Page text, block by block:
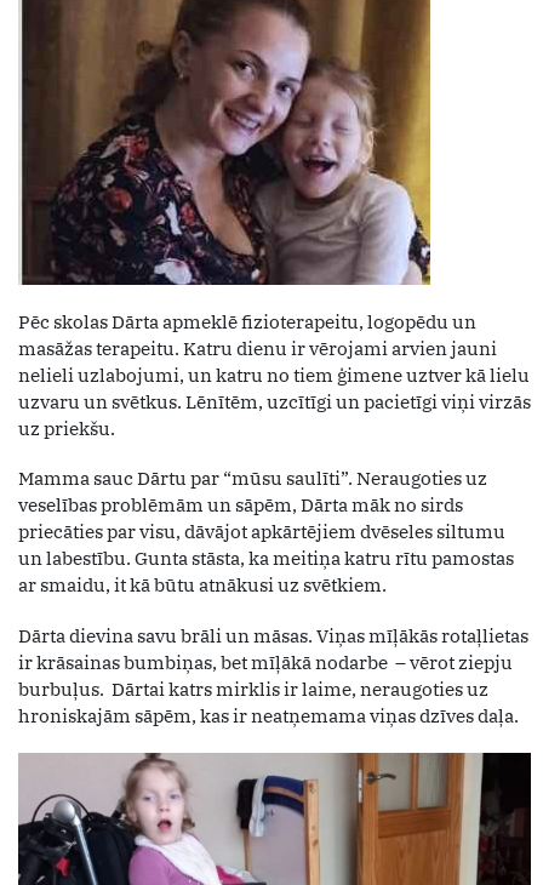
Pēc skolas Dārta apmeklē fizioterapeitu, logopēdu un
masāžas terapeitu. Katru dienu ir vērojami arvien jauni
nelieli uzlabojumi, un katru no tiem ģimene uztver kā lielu
uzvaru un svētkus. Lēnītēm, uzcītīgi un pacietīgi viņi virzās
uz priekšu.
Mamma sauc Dārtu par “mūsu saulīti”. Neraugoties uz
veselības problēmām un sāpēm, Dārta māk no sirds
priecāties par visu, dāvājot apkārtējiem dvēseles siltumu
un labestību. Gunta stāsta, ka meitiņa katru rītu pamostas
ar smaidu, it kā būtu atnākusi uz svētkiem.
Dārta dievina savu brāli un māsas. Viņas mīļākās rotaļlietas
ir krāsainas bumbiņas, bet mīļākā nodarbe – vērot ziepju
burbuļus. Dārtai katrs mirklis ir laime, neraugoties uz
hroniskajām sāpēm, kas ir neatņemama viņas dzīves daļa.